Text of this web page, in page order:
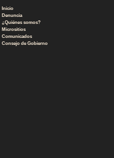
Inicio
Denuncia
¿Quiénes somos?
Micrositios
Comunicados
Consejo de Gobierno